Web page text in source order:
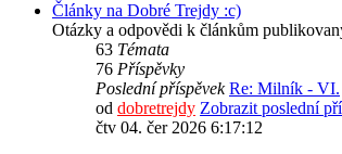
Články na Dobré Trejdy :c)
Otázky a odpovědi k článkům
63 Témata
76 Příspěvky
Poslední příspěvek Re: Milník - VI.
od dobretrejdy Zobrazit poslední
čtv 04. čer 2026 6:17:12